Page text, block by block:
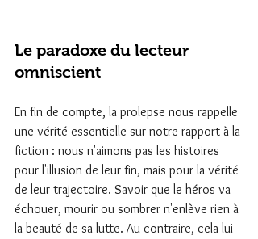
Le paradoxe du lecteur
omniscient
En fin de compte, la prolepse nous rappelle
une vérité essentielle sur notre rapport à la
fiction : nous n'aimons pas les histoires
pour l'illusion de leur fin, mais pour la vérité
de leur trajectoire. Savoir que le héros va
échouer, mourir ou sombrer n'enlève rien à
la beauté de sa lutte. Au contraire, cela lui